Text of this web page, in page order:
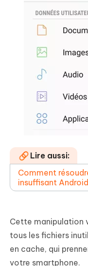
Lire aussi:
Comment
insuffisant Android
Cette manipulation
tous les fichiers
en cache, qui
votre smartphone.